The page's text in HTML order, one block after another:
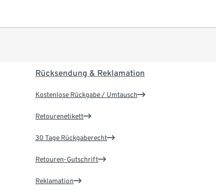
Rücksendung & Reklamation
Kostenlose Rückgabe / Umtausch
Retourenetikett
30 Tage Rückgaberecht
Retouren-Gutschrift
Reklamation